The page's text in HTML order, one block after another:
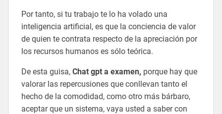
Por tanto, si tu trabajo te lo ha volado una
inteligencia artificial, es que la conciencia de valor
de quien te contrata respecto de la apreciación por
los recursos humanos es sólo teórica.
De esta guisa, Chat gpt a examen, porque hay que
valorar las repercusiones que conllevan tanto el
hecho de la comodidad, como otro más bárbaro,
aceptar que un sistema, vaya usted a saber con